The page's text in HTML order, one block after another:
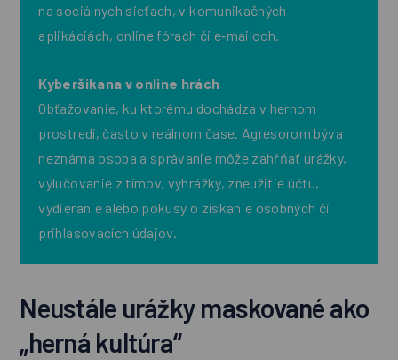
na sociálnych sieťach, v komunikačných
aplikáciách, online fórach či e‑mailoch.
Kyberšikana v online hrách
Obťažovanie, ku ktorému dochádza v hernom
prostredí, často v reálnom čase. Agresorom býva
neznáma osoba a správanie môže zahŕňať urážky,
vylučovanie z tímov, vyhrážky, zneužitie účtu,
vydieranie alebo pokusy o získanie osobných či
prihlasovacích údajov.
Neustále urážky maskované ako
„herná kultúra“